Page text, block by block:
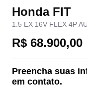
Honda FIT
1.5 EX 16V FLEX 4P
R$ 68.900,00
Preencha suas
em contato.